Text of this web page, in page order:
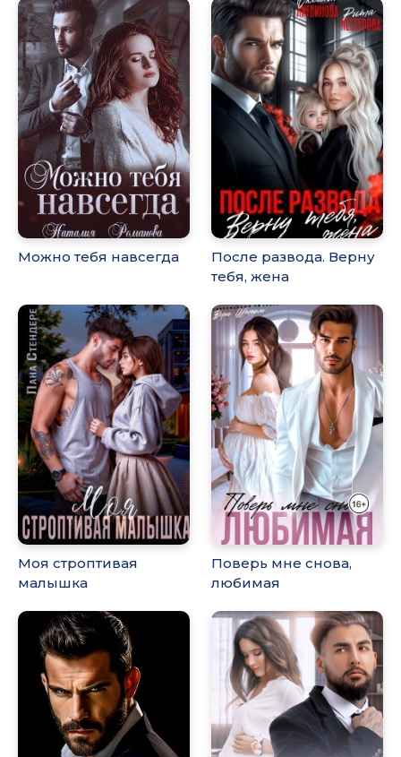
Можно тебя навсегда
После развода. Верну
тебя, жена
Моя строптивая
малышка
Поверь мне снова,
любимая